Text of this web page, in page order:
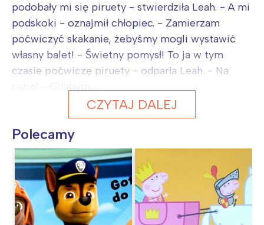
podobały mi się piruety - stwierdziła Leah. - A mi
podskoki - oznajmił chłopiec. - Zamierzam
poćwiczyć skakanie, żebyśmy mogli wystawić
własny balet! - Świetny pomysł! To ja w tym
czasie poćwiczę piruety - odparła Leah. - Na
CZYTAJ DALEJ
Polecamy